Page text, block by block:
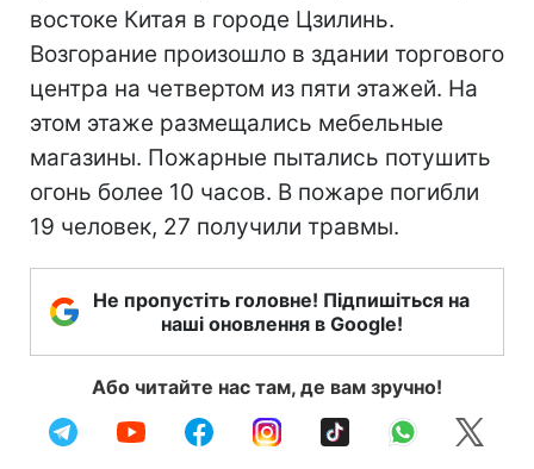
востоке Китая в городе Цзилинь.
Возгорание произошло в здании торгового
центра на четвертом из пяти этажей. На
этом этаже размещались мебельные
магазины. Пожарные пытались потушить
огонь более 10 часов. В пожаре погибли
19 человек, 27 получили травмы.
Не пропустіть головне! Підпишіться на
наші оновлення в Google!
Або читайте нас там, де вам зручно!